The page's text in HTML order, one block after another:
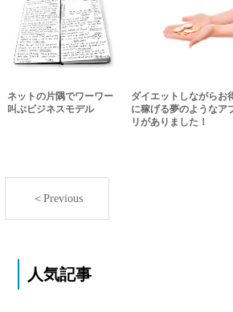
ネットの片隅でワーワー
叫ぶビジネスモデル
ダイエットしながらお
に稼げる夢のようなア
リがありました！
＜Previous
人気記事